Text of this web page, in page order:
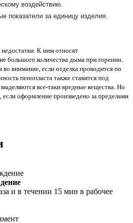
воздействию.
показатели за единицу изделия.
К ним относят
большого количества дыма при горении.
внимание, если отделка проводится по
пенопласта также ставится под
все-таки вредные вещества. Но
если оформление произведено за пределами
и в течении 15 мин в рабочее